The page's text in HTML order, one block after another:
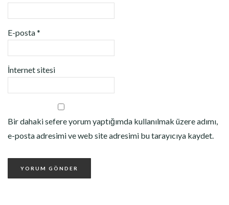
E-posta*
İnternet sitesi
Bir dahaki sefere yorum yaptığımda kullanılmak üzere adımı,
e-posta adresimi ve web site adresimi bu tarayıcıya kaydet.